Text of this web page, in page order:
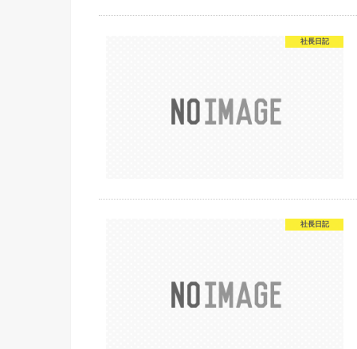
社長日記
社長日記